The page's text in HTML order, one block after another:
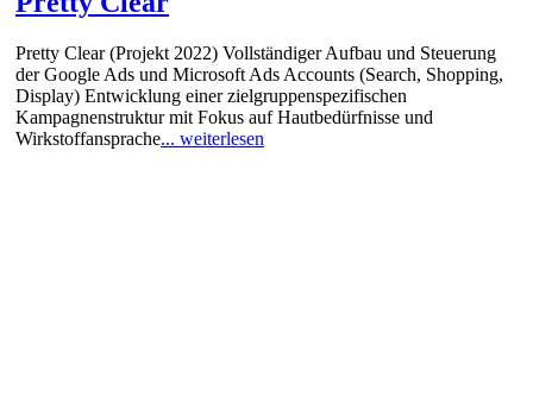
Pretty Clear (Projekt 2022) Vollständiger Aufbau und Steuerung
der Google Ads und Microsoft Ads Accounts (Search, Shopping,
Display) Entwicklung einer zielgruppenspezifischen
Kampagnenstruktur mit Fokus auf Hautbedürfnisse und
Wirkstoffansprache... weiterlesen